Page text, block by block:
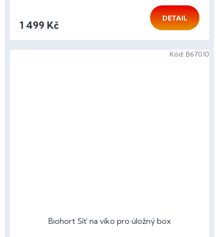
1 499 Kč
DETAIL
Biohort Síť na víko pro úložný box
Kód: B67010